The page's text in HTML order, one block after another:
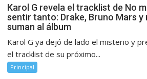
Karol G revela el tracklist de No
sentir tanto: Drake, Bruno Mars y
suman al álbum
Karol G ya dejó de lado el misterio y
el tracklist de su próximo...
Principal